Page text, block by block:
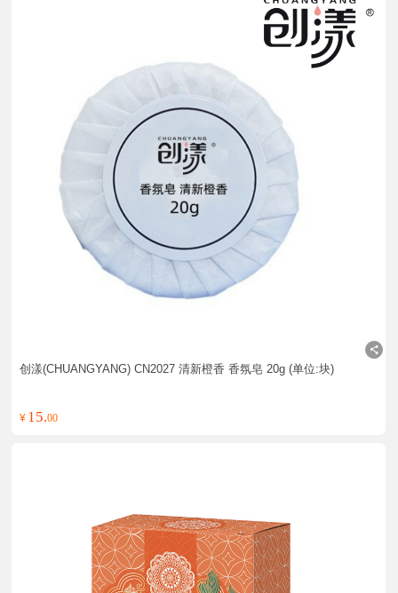
创漾(CHUANGYANG) CN2027 清新橙香 香氛皂 20g (单位:块)
¥ 15.00